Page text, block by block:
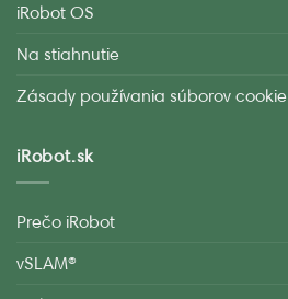
iRobot OS
Na stiahnutie
Zásady používania súborov cookie
iRobot.sk
Prečo iRobot
vSLAM®